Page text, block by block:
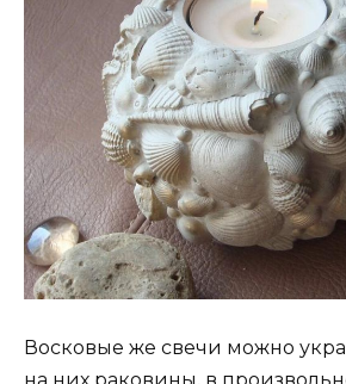
Восковые же свечи можно